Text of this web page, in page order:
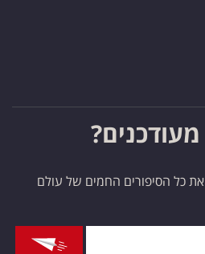
את כל הסיפורים החמים של עולם